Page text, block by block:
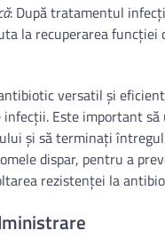
: După tratamentul
la recuperarea funcției
versatil și
Este important să
și să terminați
dispar, pentru a
rezistenței la